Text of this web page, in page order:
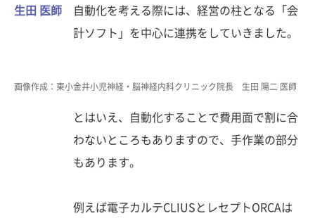
生田 医師
自動化を考える際には、経営の柱となる「会
計ソフト」を中心に連携をしていきました。
画像作成：東小金井小児神経・脳神経内科クリニック院長 生田 陽二 医師
とはいえ、自動化することで費用面で割に合
わないところもありますので、手作業の部分
もあります。
例えば電子カルテCLIUSとレセプトORCAは